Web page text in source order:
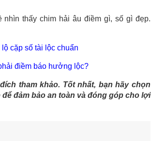
thấy chim hải âu điềm gì, số gì đẹp.
cặp số tài lộc chuẩn
điềm báo hưởng lộc?
tham khảo. Tốt nhất, bạn hãy chọn
đảm bảo an toàn và đóng góp cho lợi